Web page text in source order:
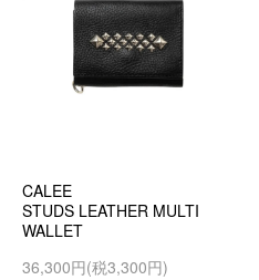
CALEE
STUDS LEATHER MULTI
WALLET
36,300円(税3,300円)